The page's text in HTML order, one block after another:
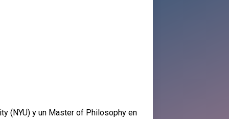
(NYU) y un Master of Philosophy en